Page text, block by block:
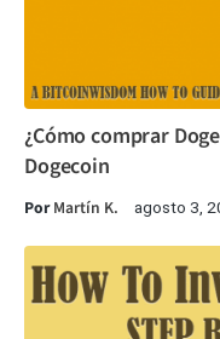
¿Cómo comprar
Dogecoin
PorMartín K. agosto 3,